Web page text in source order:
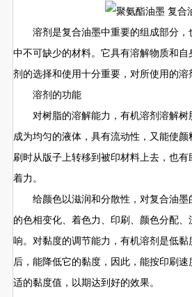
溶剂是复合油墨中重要的组成部分，
中不可缺少的材料。它具有溶解物质和
剂的选择和使用十分重要，对所使用的溶
溶剂的功能
对树脂的溶解能力，有机溶剂溶解树
成为均匀的液体，具有流动性，又能使
刷时从版子上转移到被印材料上去，也
着力。
给颜色以滋润和分散性，对复合油墨
的色相变化、着色力、印刷、颜色分配
响。对黏度的调节能力，有机溶剂是低黏
后，能降低它的黏度，因此，能按印刷
适的黏度值，以期达到好的效果。